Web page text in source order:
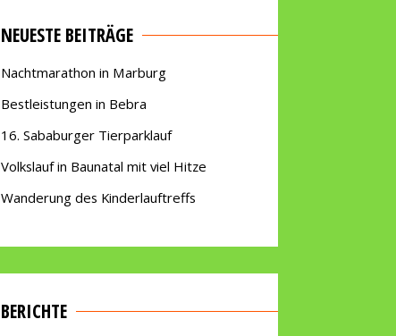
NEUESTE BEITRÄGE
Nachtmarathon in Marburg
Bestleistungen in Bebra
16. Sababurger Tierparklauf
Volkslauf in Baunatal mit viel Hitze
Wanderung des Kinderlauftreffs
BERICHTE